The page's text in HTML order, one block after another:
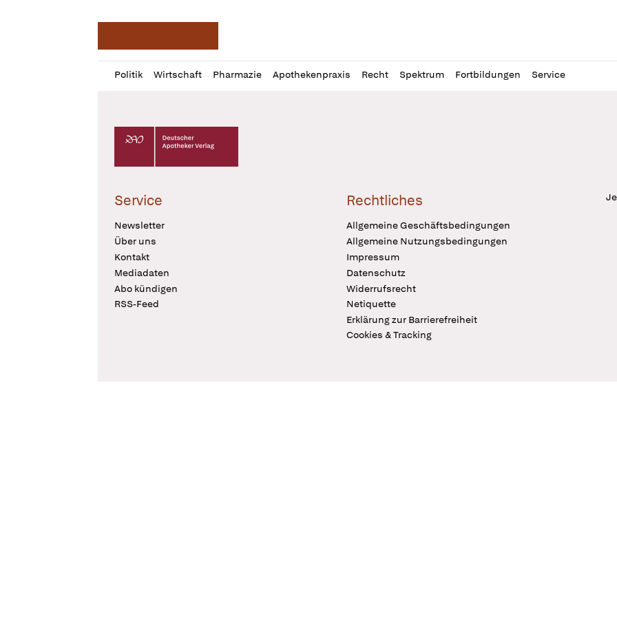
Politik Wirtschaft Pharmazie Apothekenpraxis Recht Spektrum Fortbildungen Service
Profil
öffnen
Daz
Pur
Deutscher Apotheker Verlag Logo
Service
Newsletter
Über uns
Kontakt
Mediadaten
Abo kündigen
RSS-Feed
Rechtliches
Allgemeine Geschäftsbedingungen
Allgemeine Nutzungsbedingungen
Impressum
Datenschutz
Widerrufsrecht
Netiquette
Erklärung zur Barrierefreiheit
Cookies & Tracking